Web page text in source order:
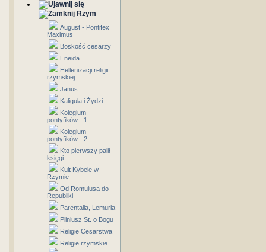
Rzym
August - Pontifex
Maximus
Boskość cesarzy
Eneida
Hellenizacji religii
rzymskiej
Janus
Kaligula i Żydzi
Kolegium
pontyfików - 1
Kolegium
pontyfików - 2
Kto pierwszy palił
księgi
Kult Kybele w
Rzymie
Od Romulusa do
Republiki
Parentalia, Lemuria
Pliniusz St. o Bogu
Religie Cesarstwa
Religie rzymskie